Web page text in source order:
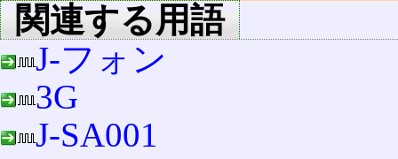
関連する用語
J-フォン
3G
J-SA001